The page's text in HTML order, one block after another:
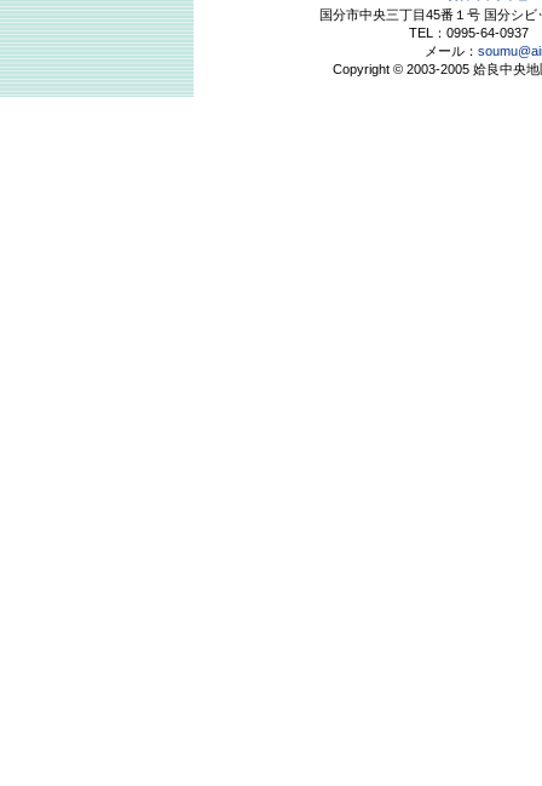
国分市中央三丁目45番１号 国分シ
TEL：0995-64-0937
メール：
Copyright © 2003-2005 姶良中央